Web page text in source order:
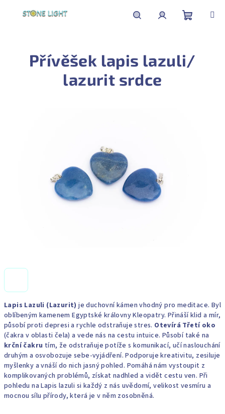
košík
Lapis Lazuli (Lazurit)je duchovní kámen vhodný pro meditace. Byl
oblíbeným kamenem Egyptské královny Kleopatry. Přináší klid a mír,
působí proti depresi a rychle odstraňuje stres. Otevírá Třetí oko
(čakra v oblasti čela) a vede nás na cestu intuice. Působí také na
krční čakru tím, že odstraňuje potíže s komunikací, učí naslouchání
druhým a osvobozuje sebe-vyjádření. Podporuje kreativitu, zesiluje
myšlenky a vnáší do nich jasný pohled. Pomáhá nám vystoupit z
komplikovaných problémů, získat nadhled a vidět cestu ven. Při
pohledu na Lapis lazuli si každý z nás uvědomí, velikost vesmíru a
mocnou sílu přírody, která je v něm zosobněná.
Přívěšek lapis lazuli/
lazurit srdce